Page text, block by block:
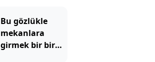
Bu gözlükle
mekanlara
girmek bir bir